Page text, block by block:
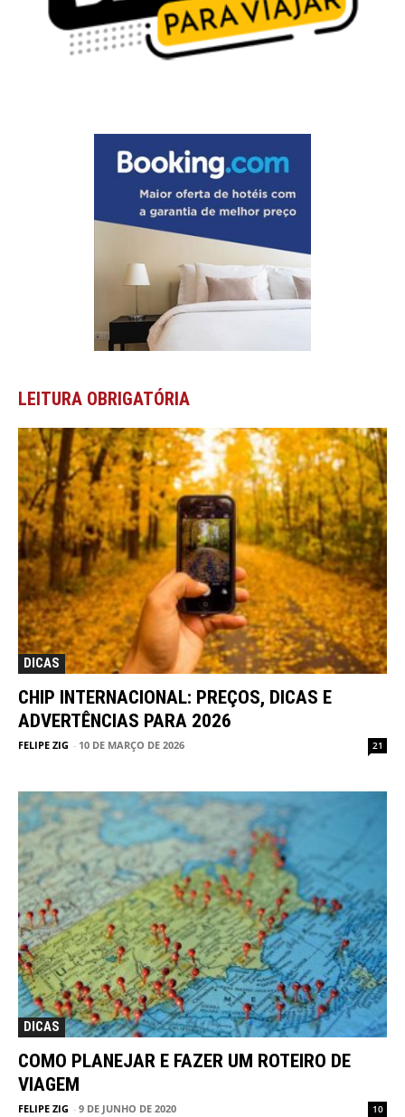
LEITURA OBRIGATÓRIA
DICAS
CHIP INTERNACIONAL: PREÇOS, DICAS E
ADVERTÊNCIAS PARA 2026
FELIPE ZIG - 10 DE MARÇO DE 2026 21
DICAS
COMO PLANEJAR E FAZER UM ROTEIRO DE
VIAGEM
FELIPE ZIG - 9 DE JUNHO DE 2020 10